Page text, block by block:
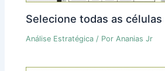
Selecione todas as
Análise Estratégica / PorAnanias Jr